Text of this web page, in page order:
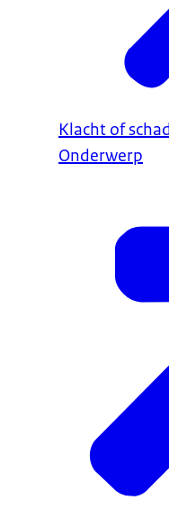
Klacht of
Onderwerp